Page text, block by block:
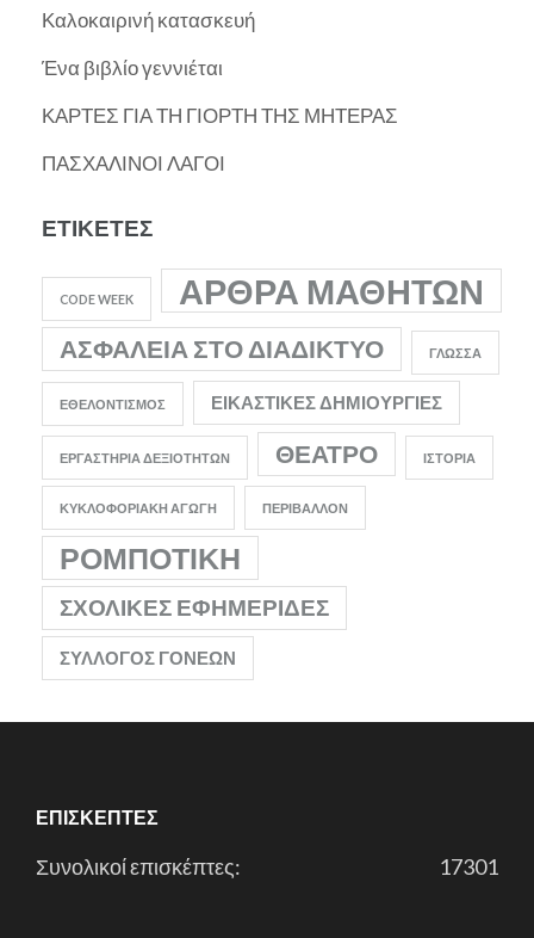
Καλοκαιρινή κατασκευή
Ένα βιβλίο γεννιέται
ΚΑΡΤΕΣ ΓΙΑ ΤΗ ΓΙΟΡΤΗ ΤΗΣ ΜΗΤΕΡΑΣ
ΠΑΣΧΑΛΙΝΟΙ ΛΑΓΟΙ
ΕΤΙΚΈΤΕΣ
CODE WEEK ΆΡΘΡΑ ΜΑΘΗΤΏΝ
ΑΣΦΆΛΕΙΑ ΣΤΟ ΔΙΑΔΊΚΤΥΟ ΓΛΏΣΣΑ
ΕΘΕΛΟΝΤΙΣΜΌΣ ΕΙΚΑΣΤΙΚΈΣ ΔΗΜΙΟΥΡΓΊΕΣ
ΕΡΓΑΣΤΉΡΙΑ ΔΕΞΙΟΤΉΤΩΝ ΘΈΑΤΡΟ ΙΣΤΟΡΊΑ
ΚΥΚΛΟΦΟΡΙΑΚΉ ΑΓΩΓΉ ΠΕΡΙΒΆΛΛΟΝ
ΡΟΜΠΟΤΙΚΉ
ΣΧΟΛΙΚΈΣ ΕΦΗΜΕΡΊΔΕΣ
ΣΎΛΛΟΓΟΣ ΓΟΝΈΩΝ
ΕΠΙΣΚΈΠΤΕΣ
17301
Συνολικοί επισκέπτες: